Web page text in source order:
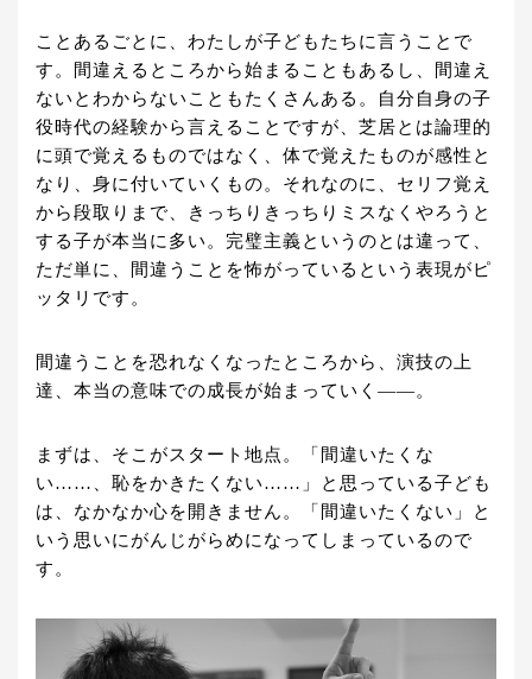
ことあるごとに、わたしが子どもたちに言うことで
す。間違えるところから始まることもあるし、間違え
ないとわからないこともたくさんある。自分自身の子
役時代の経験から言えることですが、芝居とは論理的
に頭で覚えるものではなく、体で覚えたものが感性と
なり、身に付いていくもの。それなのに、セリフ覚え
から段取りまで、きっちりきっちりミスなくやろうと
する子が本当に多い。完璧主義というのとは違って、
ただ単に、間違うことを怖がっているという表現がピ
ッタリです。
間違うことを恐れなくなったところから、演技の上
達、本当の意味での成長が始まっていく――。
まずは、そこがスタート地点。「間違いたくな
い……、恥をかきたくない……」と思っている子ども
は、なかなか心を開きません。「間違いたくない」と
いう思いにがんじがらめになってしまっているので
す。